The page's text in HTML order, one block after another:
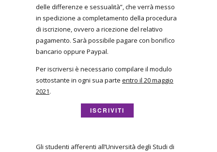
delle differenze e sessualità”, che verrà messo
in spedizione a completamento della procedura
di iscrizione, ovvero a ricezione del relativo
pagamento. Sarà possibile pagare con bonifico
bancario oppure Paypal.
Per iscriversi è necessario compilare il modulo
sottostante in ogni sua parte entro il 20 maggio
2021.
ISCRIVITI
Gli studenti afferenti all’Università degli Studi di